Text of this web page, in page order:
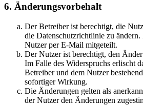
6. Änderungsvorbehalt
Der Betreiber ist berechtigt, die
die Datenschutzrichtlinie zu
Nutzer per E-Mail mitgeteilt.
Der Nutzer ist berechtigt, den
Im Falle des Widerspruchs erlischt
Betreiber und dem Nutzer
sofortiger Wirkung.
Die Änderungen gelten als
der Nutzer den Änderungen